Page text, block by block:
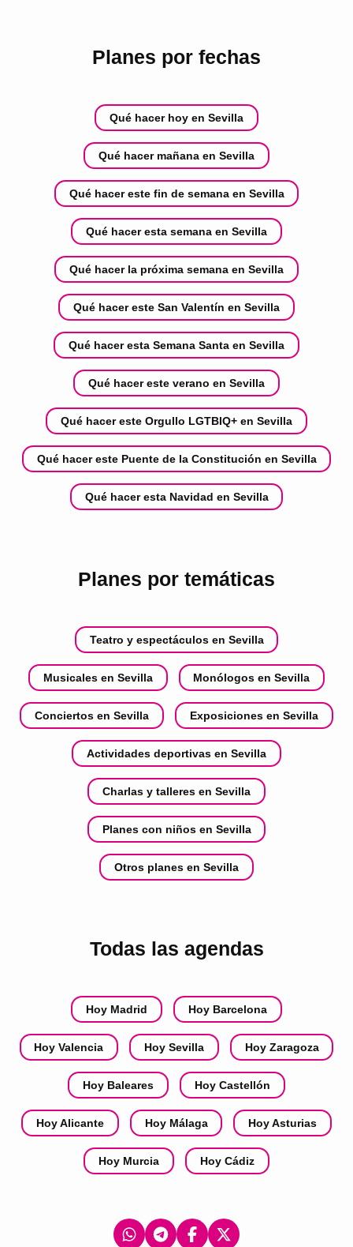
Planes por fechas
Qué hacer hoy en Sevilla
Qué hacer mañana en Sevilla
Qué hacer este fin de semana en Sevilla
Qué hacer esta semana en Sevilla
Qué hacer la próxima semana en Sevilla
Qué hacer este San Valentín en Sevilla
Qué hacer esta Semana Santa en Sevilla
Qué hacer este verano en Sevilla
Qué hacer este Orgullo LGTBIQ+ en Sevilla
Qué hacer este Puente de la Constitución en Sevilla
Qué hacer esta Navidad en Sevilla
Planes por temáticas
Teatro y espectáculos en Sevilla
Musicales en Sevilla Monólogos en Sevilla
Conciertos en Sevilla Exposiciones en Sevilla
Actividades deportivas en Sevilla
Charlas y talleres en Sevilla
Planes con niños en Sevilla
Otros planes en Sevilla
Todas las agendas
Hoy Madrid Hoy Barcelona
Hoy Valencia Hoy Sevilla Hoy Zaragoza
Hoy Baleares Hoy Castellón
Hoy Alicante Hoy Málaga Hoy Asturias
Hoy Murcia Hoy Cádiz